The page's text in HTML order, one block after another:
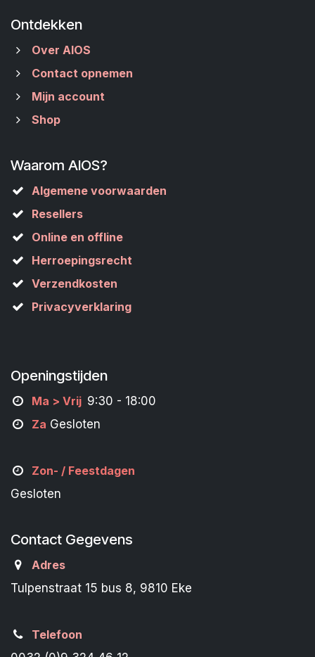
Ontdekken
Over AIOS
Contact opnemen
Mijn account
Shop
Waarom AIOS?
Algemene voorwaarden
Resellers
Online en offline
Herroepingsrecht
Verzendkosten
Privacyverklaring
Openingstijden
Ma > Vrij 9:30 - 18:00
Za Gesloten
Zon- / Feestdagen
Gesloten
Contact Gegevens
Adres
Tulpenstraat 15 bus 8, 9810 Eke
Telefoon